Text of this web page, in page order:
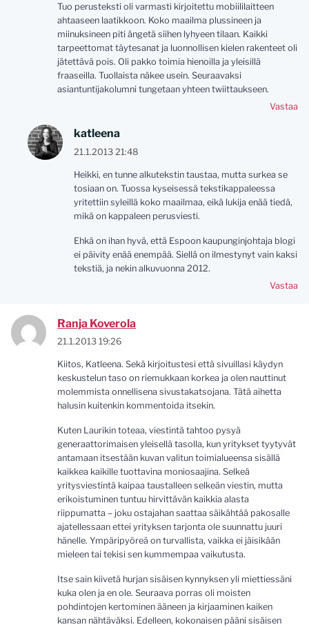
Tuo perusteksti oli varmasti kirjoitettu mobiililaitteen
ahtaaseen laatikkoon. Koko maailma plussineen ja
miinuksineen piti ängetä siihen lyhyeen tilaan. Kaikki
tarpeettomat täytesanat ja luonnollisen kielen rakenteet oli
jätettävä pois. Oli pakko toimia hienoilla ja yleisillä
fraaseilla. Tuollaista näkee usein. Seuraavaksi
asiantuntijakolumni tungetaan yhteen twiittaukseen.
Vastaa
katleena
21.1.2013 21:48
Heikki, en tunne alkutekstin taustaa, mutta surkea se
tosiaan on. Tuossa kyseisessä tekstikappaleessa
yritettiin syleillä koko maailmaa, eikä lukija enää tiedä,
mikä on kappaleen perusviesti.
Ehkä on ihan hyvä, että Espoon kaupunginjohtaja blogi
ei päivity enää enempää. Siellä on ilmestynyt vain kaksi
tekstiä, ja nekin alkuvuonna 2012.
Vastaa
Ranja Koverola
21.1.2013 19:26
Kiitos, Katleena. Sekä kirjoitustesi että sivuillasi käydyn
keskustelun taso on riemukkaan korkea ja olen nauttinut
molemmista onnellisena sivustakatsojana. Tätä aihetta
halusin kuitenkin kommentoida itsekin.
Kuten Laurikin toteaa, viestintä tahtoo pysyä
generaattorimaisen yleisellä tasolla, kun yritykset tyytyvät
antamaan itsestään kuvan valitun toimialueensa sisällä
kaikkea kaikille tuottavina moniosaajina. Selkeä
yritysviestintä kaipaa taustalleen selkeän viestin, mutta
erikoistuminen tuntuu hirvittävän kaikkia alasta
riippumatta – joku ostajahan saattaa säikähtää pakosalle
ajatellessaan ettei yrityksen tarjonta ole suunnattu juuri
hänelle. Ympäripyöreä on turvallista, vaikka ei jäisikään
mieleen tai tekisi sen kummempaa vaikutusta.
Itse sain kiivetä hurjan sisäisen kynnyksen yli miettiessäni
kuka olen ja en ole. Seuraava porras oli moisten
pohdintojen kertominen ääneen ja kirjaaminen kaiken
kansan nähtäväksi. Edelleen, kokonaisen pääni sisäisen